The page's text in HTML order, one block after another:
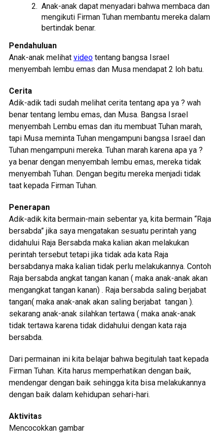
Anak-anak dapat menyadari bahwa membaca dan
mengikuti Firman Tuhan membantu mereka dalam
bertindak benar.
Pendahuluan
Anak-anak melihat videotentang bangsa Israel
menyembah lembu emas dan Musa mendapat 2 loh batu.
Cerita
Adik-adik tadi sudah melihat cerita tentang apa ya ? wah
benar tentang lembu emas, dan Musa. Bangsa Israel
menyembah Lembu emas dan itu membuat Tuhan marah,
tapi Musa meminta Tuhan mengampuni bangsa Israel dan
Tuhan mengampuni mereka. Tuhan marah karena apa ya ?
ya benar dengan menyembah lembu emas, mereka tidak
menyembah Tuhan. Dengan begitu mereka menjadi tidak
taat kepada Firman Tuhan.
Penerapan
Adik-adik kita bermain-main sebentar ya, kita bermain “Raja
bersabda” jika saya mengatakan sesuatu perintah yang
didahului Raja Bersabda maka kalian akan melakukan
perintah tersebut tetapi jika tidak ada kata Raja
bersabdanya maka kalian tidak perlu melakukannya. Contoh
Raja bersabda angkat tangan kanan ( maka anak-anak akan
mengangkat tangan kanan) . Raja bersabda saling berjabat
tangan( maka anak-anak akan saling berjabat tangan ).
sekarang anak-anak silahkan tertawa ( maka anak-anak
tidak tertawa karena tidak didahului dengan kata raja
bersabda.
Dari permainan ini kita belajar bahwa begitulah taat kepada
Firman Tuhan. Kita harus memperhatikan dengan baik,
mendengar dengan baik sehingga kita bisa melakukannya
dengan baik dalam kehidupan sehari-hari.
Aktivitas
Mencocokkan gambar